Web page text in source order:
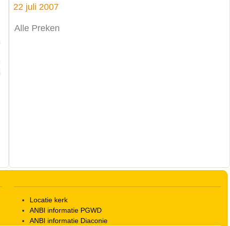
22 juli 2007
Alle Preken
Locatie kerk
ANBI informatie PGWD
ANBI informatie Diaconie